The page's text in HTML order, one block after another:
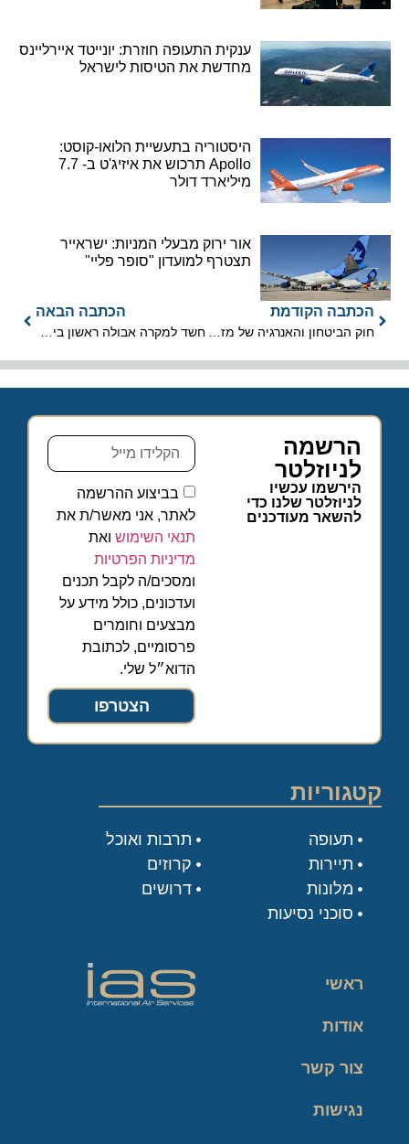
ענקית התעופה חוזרת: יונייטד איירליינס
מחדשת את הטיסות לישראל
היסטוריה בתעשיית הלואו-קוסט:
Apollo תרכוש את איזיג'ט ב- 7.7
מיליארד דולר
אור ירוק מבעלי המניות: ישראייר
תצטרף למועדון "סופר פליי"
הכתבה הקודמת הכתבה הבאה
הרשמה
לניוזלטר
הירשמו עכשיו
לניוזלטר שלנו כדי
להשאר מעודכנים
בביצוע ההרשמה
לאתר, אני מאשר/ת את
תנאי השימוש ואת
מדיניות הפרטיות
ומסכים/ה לקבל תכנים
ועדכונים, כולל מידע על
מבצעים וחומרים
פרסומיים, לכתובת
הדוא״ל שלי.
הצטרפו
קטגוריות
תעופה
תיירות
מלונות
סוכני נסיעות
תרבות ואוכל
קרוזים
דרושים
ראשי
אודות
צור קשר
נגישות